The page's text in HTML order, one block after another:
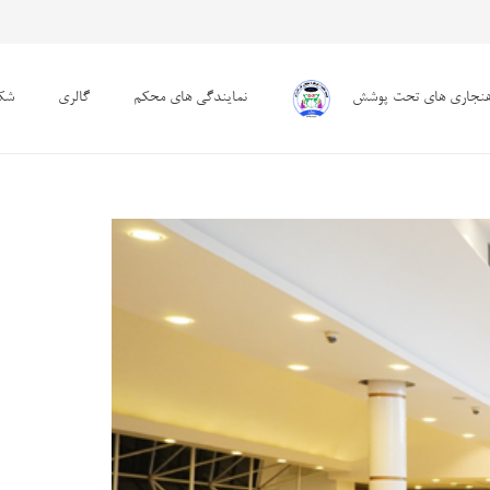
های تحت پوشش نمایندگی های محکم گالری